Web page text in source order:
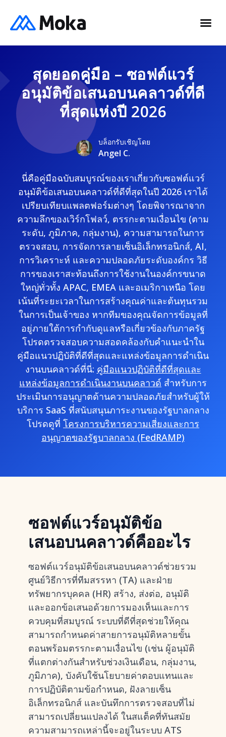
สุดยอดคู่มือ – ซอฟต์แวร์
อนุมัติข้อเสนอบนคลาวด์ที่ดี
ที่สุดแห่งปี 2026
บล็อกรับเชิญโดย
Angel C.
นี่คือคู่มือฉบับสมบูรณ์ของเราเกี่ยวกับซอฟต์แวร์
อนุมัติข้อเสนอบนคลาวด์ที่ดีที่สุดในปี 2026 เราได้
เปรียบเทียบแพลตฟอร์มต่างๆ โดยพิจารณาจาก
ความลึกของเวิร์กโฟลว์, ตรรกะตามเงื่อนไข (ตาม
ระดับ, ภูมิภาค, กลุ่มงาน), ความสามารถในการ
ตรวจสอบ, การจัดการลายเซ็นอิเล็กทรอนิกส์, AI,
การวิเคราะห์ และความปลอดภัยระดับองค์กร วิธี
การของเราสะท้อนถึงการใช้งานในองค์กรขนาด
ใหญ่ทั่วทั้ง APAC, EMEA และอเมริกาเหนือ โดย
เน้นที่ระยะเวลาในการสร้างคุณค่าและต้นทุนรวม
ในการเป็นเจ้าของ หากทีมของคุณจัดการข้อมูลที่
อยู่ภายใต้การกำกับดูแลหรือเกี่ยวข้องกับภาครัฐ
โปรดตรวจสอบความสอดคล้องกับคำแนะนำใน
คู่มือแนวปฏิบัติที่ดีที่สุดและแหล่งข้อมูลการดำเนิน
งานบนคลาวด์ที่นี่: คู่มือแนวปฏิบัติที่ดีที่สุดและ
แหล่งข้อมูลการดำเนินงานบนคลาวด์ สำหรับการ
ประเมินการอนุญาตด้านความปลอดภัยสำหรับผู้ให้
บริการ SaaS ที่สนับสนุนภาระงานของรัฐบาลกลาง
โปรดดูที่ โครงการบริหารความเสี่ยงและการ
อนุญาตของรัฐบาลกลาง (FedRAMP)
ซอฟต์แวร์อนุมัติข้อ
เสนอบนคลาวด์คืออะไร
ซอฟต์แวร์อนุมัติข้อเสนอบนคลาวด์ช่วยรวม
ศูนย์วิธีการที่ทีมสรรหา (TA) และฝ่าย
ทรัพยากรบุคคล (HR) สร้าง, ส่งต่อ, อนุมัติ
และออกข้อเสนอด้วยการมองเห็นและการ
ควบคุมที่สมบูรณ์ ระบบที่ดีที่สุดช่วยให้คุณ
สามารถกำหนดค่าสายการอนุมัติหลายขั้น
ตอนพร้อมตรรกะตามเงื่อนไข (เช่น ผู้อนุมัติ
ที่แตกต่างกันสำหรับช่วงเงินเดือน, กลุ่มงาน,
ภูมิภาค), บังคับใช้นโยบายค่าตอบแทนและ
การปฏิบัติตามข้อกำหนด, ฝังลายเซ็น
อิเล็กทรอนิกส์ และบันทึกการตรวจสอบที่ไม่
สามารถเปลี่ยนแปลงได้ ในสแต็คที่ทันสมัย
ความสามารถเหล่านี้จะอยู่ในระบบ ATS